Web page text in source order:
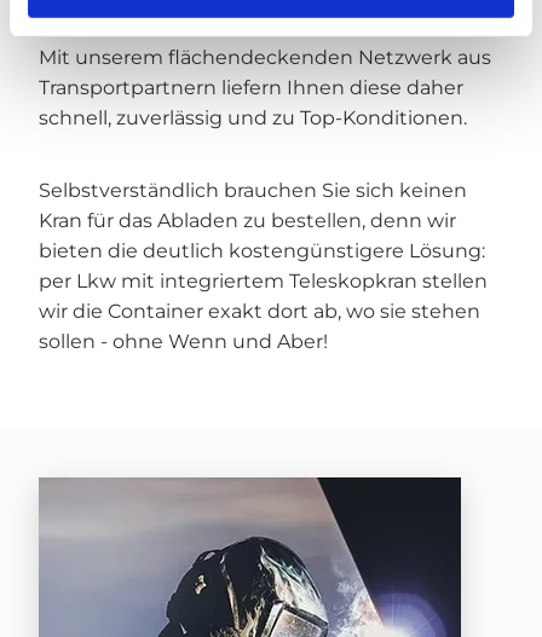
Mit unserem flächendeckenden Netzwerk aus
Transportpartnern liefern Ihnen diese daher
schnell, zuverlässig und zu Top-Konditionen.
Selbstverständlich brauchen Sie sich keinen
Kran für das Abladen zu bestellen, denn wir
bieten die deutlich kostengünstigere Lösung:
per Lkw mit integriertem Teleskopkran stellen
wir die Container exakt dort ab, wo sie stehen
sollen - ohne Wenn und Aber!